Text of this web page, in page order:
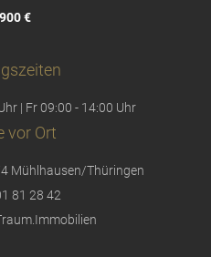
€
| Fr 09:00 - 14:00 Uhr
vor Ort
Mühlhausen/Thüringen
81 28 42